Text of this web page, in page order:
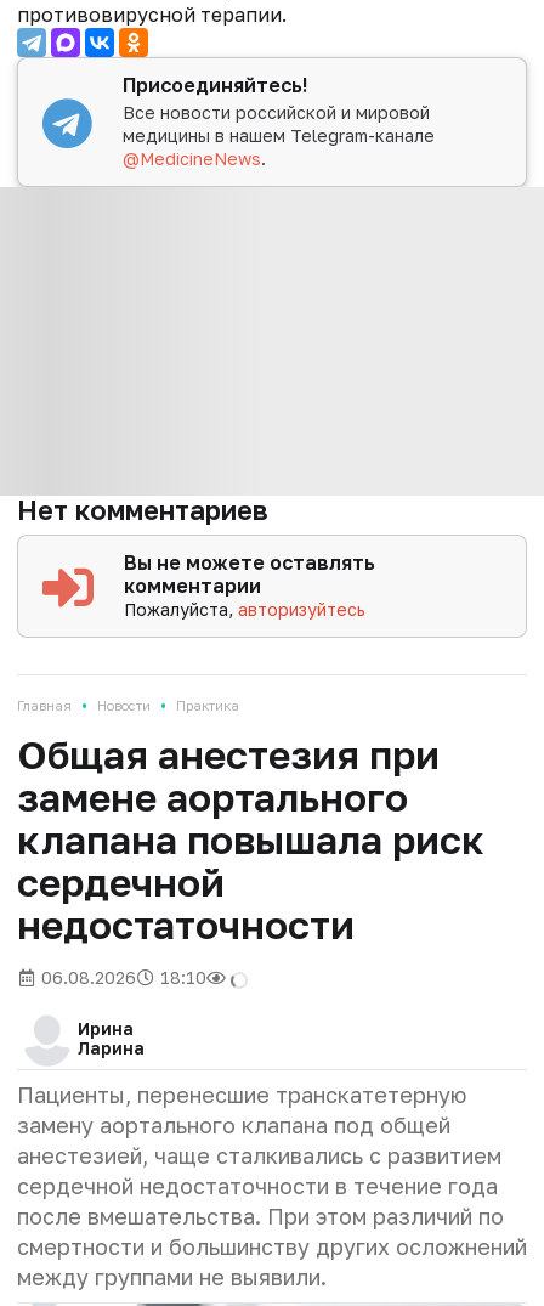
противовирусной терапии.
Присоединяйтесь!
Все новости российской и мировой
медицины в нашем Telegram-канале
@MedicineNews.
Нет комментариев
Вы не можете оставлять
комментарии
Пожалуйста,авторизуйтесь
Главная • Новости • Практика
Общая анестезия при
замене аортального
клапана повышала риск
сердечной
недостаточности
06.08.2026 18:10
Ирина
Ларина
Пациенты, перенесшие транскатетерную
замену аортального клапана под общей
анестезией, чаще сталкивались с развитием
сердечной недостаточности в течение года
после вмешательства. При этом различий по
смертности и большинству других осложнений
между группами не выявили.